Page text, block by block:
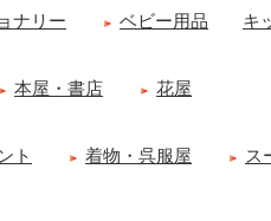
ナリー ベビー用品 キ
本屋・書店 花屋
ト 着物・呉服屋 ス